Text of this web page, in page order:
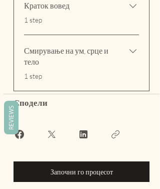
Краток вовед
.1 step
Смирување на ум, срце и
тело
.1 step
Сподели
Започни го процесот
REVIEWS